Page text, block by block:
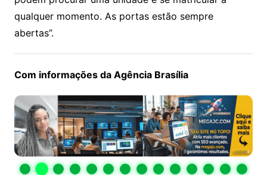
qualquer momento. As portas estão sempre
abertas”.
Com informações da Agência Brasília